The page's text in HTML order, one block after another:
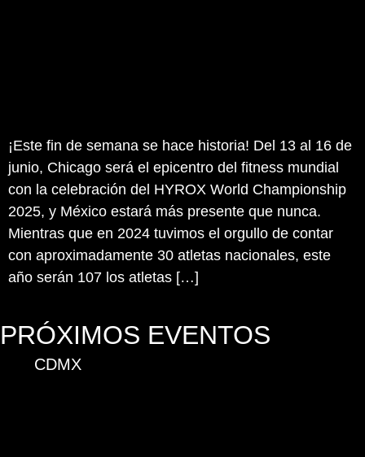
¡Este fin de semana se hace historia! Del 13 al 16 de
junio, Chicago será el epicentro del fitness mundial
con la celebración del HYROX World Championship
2025, y México estará más presente que nunca.
Mientras que en 2024 tuvimos el orgullo de contar
con aproximadamente 30 atletas nacionales, este
año serán 107 los atletas […]
PRÓXIMOS EVENTOS
CDMX